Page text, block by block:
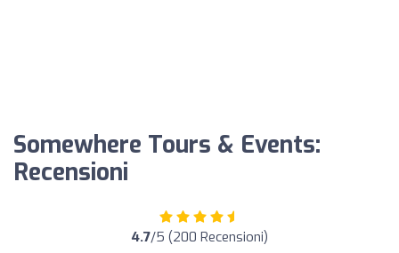
Somewhere Tours & Events:
Recensioni
4.7/5 (200 Recensioni)